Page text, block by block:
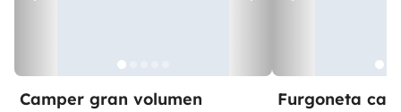
Camper gran volumen Furgoneta